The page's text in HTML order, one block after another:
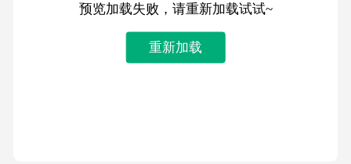
预览加载失败，请重新加载试试~
重新加载